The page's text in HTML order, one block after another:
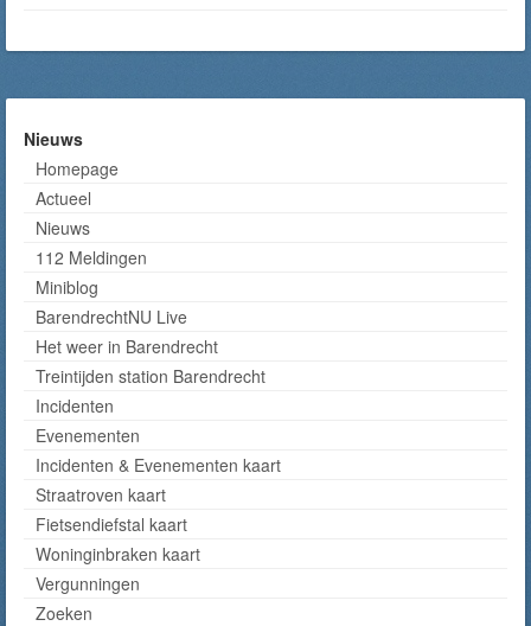
Nieuws
Homepage
Actueel
Nieuws
112 Meldingen
Miniblog
BarendrechtNU Live
Het weer in Barendrecht
Treintijden station Barendrecht
Incidenten
Evenementen
Incidenten & Evenementen kaart
Straatroven kaart
Fietsendiefstal kaart
Woninginbraken kaart
Vergunningen
Zoeken